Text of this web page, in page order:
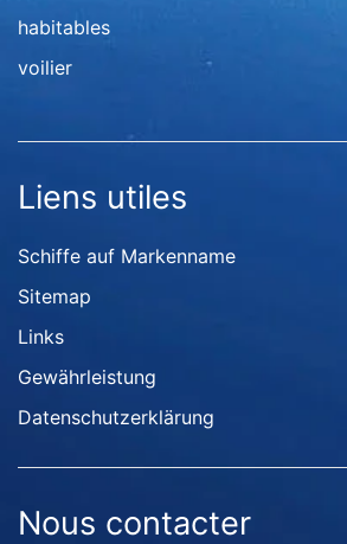
habitables
voilier
Liens utiles
Schiffe auf Markenname
Sitemap
Links
Gewährleistung
Datenschutzerklärung
Nous contacter